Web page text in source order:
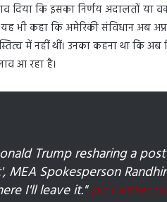
कि इसका निर्णय अदालतों या
भी कहा कि अमेरिकी संविधान अब
में नहीं थीं। उनका कहना था कि
आ रहा है।
Trump resharing a
Spokesperson
I'll leave it."